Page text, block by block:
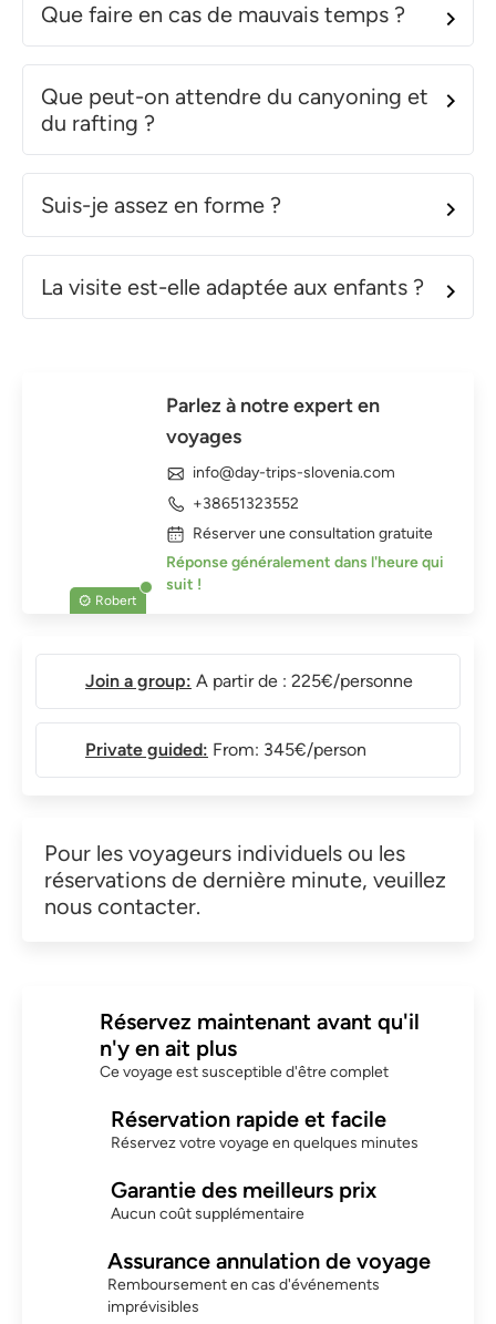
Que faire en cas de mauvais temps ?
Que peut-on attendre du canyoning et
du rafting ?
Suis-je assez en forme ?
La visite est-elle adaptée aux enfants ?
Robert
Parlez à notre expert en
voyages
info@day-trips-slovenia.com
+38651323552
Réserver une consultation gratuite
Réponse généralement dans l'heure qui
suit !
Join a group: A partir de : 225€/personne
Private guided: From: 345€/person
Pour les voyageurs individuels ou les
réservations de dernière minute, veuillez
nous contacter.
Réservez maintenant avant qu'il
n'y en ait plus
Ce voyage est susceptible d'être complet
Réservation rapide et facile
Réservez votre voyage en quelques minutes
Garantie des meilleurs prix
Aucun coût supplémentaire
Assurance annulation de voyage
Remboursement en cas d'événements
imprévisibles